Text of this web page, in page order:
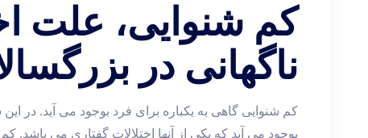
کم شنوایی، علت
ناگهانی در
کم شنوایی گاهی به یکباره برای فرد بوجود می آید. در
بوجود می آید که یکی از آنها اختلالات گفتاری می